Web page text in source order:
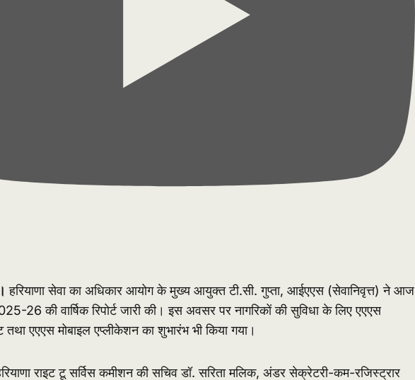
हरियाणा सेवा का अधिकार आयोग के मुख्य आयुक्त टी.सी. गुप्ता, आईएएस (सेवानिवृत्त) ने आज
26 की वार्षिक रिपोर्ट जारी की। इस अवसर पर नागरिकों की सुविधा के लिए एएएस
तथा एएएस मोबाइल एप्लीकेशन का शुभारंभ भी किया गया।
राइट टू सर्विस कमीशन की सचिव डॉ. सरिता मलिक, अंडर सेक्रेटरी-कम-रजिस्ट्रार